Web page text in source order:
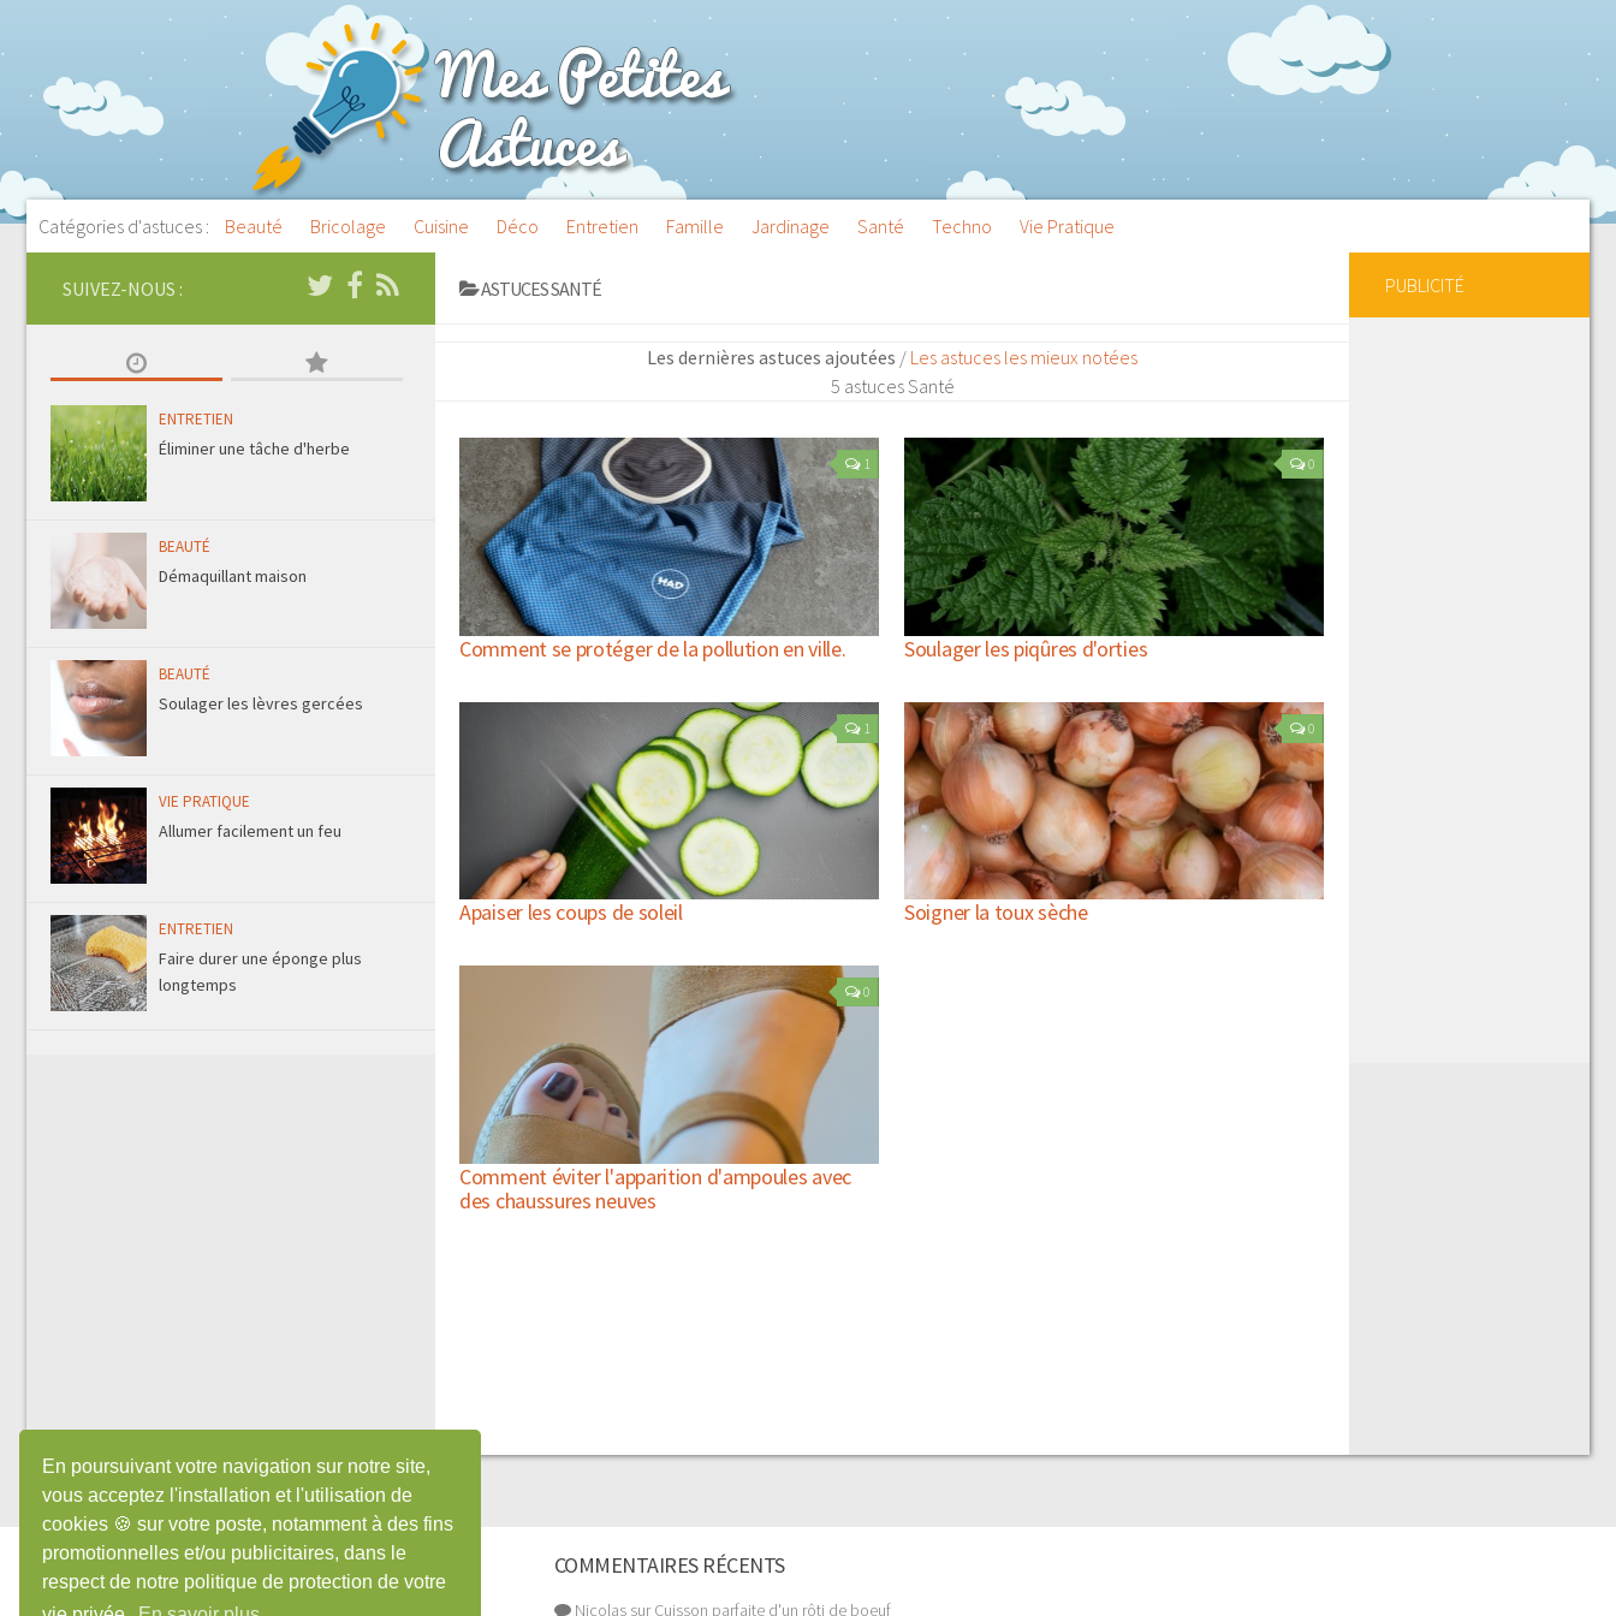
En poursuivant votre navigation sur notre site,
vous acceptez l'installation et l'utilisation de
cookies 🍪 sur votre poste, notamment à des fins
promotionnelles et/ou publicitaires, dans le
respect de notre politique de protection de votre
Catégories d'astuces : Beauté Bricolage Cuisine Déco Entretien Famille Jardinage Santé Techno Vie Pratique
ASTUCES SANTÉ
Les dernières astuces ajoutées / Les astuces les mieux notées
5 astuces Santé
1
Comment se protéger de la pollution en ville.
0
Soulager les piqûres d'orties
1
Apaiser les coups de soleil
0
Soigner la toux sèche
0
Comment éviter l'apparition d'ampoules avec
des chaussures neuves
SUIVEZ-NOUS :
ENTRETIEN
Éliminer une tâche d'herbe
BEAUTÉ
Démaquillant maison
BEAUTÉ
Soulager les lèvres gercées
VIE PRATIQUE
Allumer facilement un feu
ENTRETIEN
Faire durer une éponge plus
longtemps
PUBLICITÉ
ASTUCES RÉCENTES
Répulsif pour fourmis bio
COMMENTAIRES RÉCENTS
Nicolas sur Cuisson parfaite d'un rôti de boeuf